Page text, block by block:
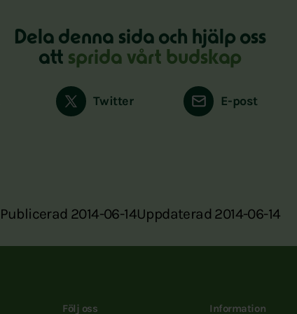
Dela denna sida och hjälp oss
att sprida vårt budskap
Twitter E-post
Publicerad 2014-06-14Uppdaterad 2014-06-14
Följ oss Information